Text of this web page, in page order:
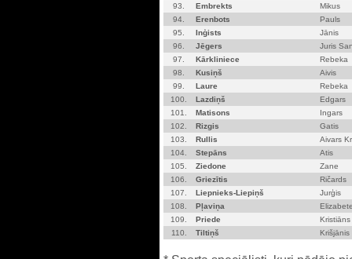
93.
Embrekts
Mikus
94.
Erenbots
Pauls
95.
Inģists
Jānis
96.
Jēgers
Juris
97.
Kārkliniece
Rebeka
98.
Kusiņš
Aivis
99.
Laure
Rebeka
100.
Lazdiņš
Edgars
101.
Matisons
Ingars
102.
Rizgis
Gatis
103.
Rullis
Aivars
104.
Stepāns
Atis
105.
Ziedone
Zane
106.
Griezītis
Ričards
107.
Liepnieks-Liepiņš
Jurģis
108.
Pļaviņa
109.
Priede
110.
Tiltiņš Krišjānis